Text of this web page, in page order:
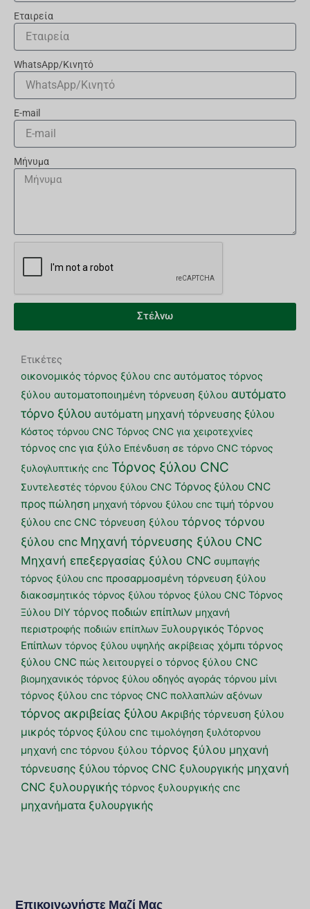
Εταιρεία
WhatsApp/Κινητό
E-mail
Μήνυμα
Στέλνω
Ετικέτες
οικονομικός τόρνος ξύλου cnc αυτόματος τόρνος
ξύλου αυτοματοποιημένη τόρνευση ξύλου αυτόματο
τόρνο ξύλου αυτόματη μηχανή τόρνευσης ξύλου
Κόστος τόρνου CNC Τόρνος CNC για χειροτεχνίες
τόρνος cnc για ξύλο Επένδυση σε τόρνο CNC τόρνος
ξυλογλυπτικής cnc Τόρνος ξύλου CNC
Συντελεστές τόρνου ξύλου CNC Τόρνος ξύλου CNC
προς πώληση μηχανή τόρνου ξύλου cnc τιμή τόρνου
ξύλου cnc CNC τόρνευση ξύλου τόρνος τόρνου
ξύλου cnc Μηχανή τόρνευσης ξύλου CNC
Μηχανή επεξεργασίας ξύλου CNC συμπαγής
τόρνος ξύλου cnc προσαρμοσμένη τόρνευση ξύλου
διακοσμητικός τόρνος ξύλου τόρνος ξύλου CNC Τόρνος
Ξύλου DIY τόρνος ποδιών επίπλων μηχανή
περιστροφής ποδιών επίπλων Ξυλουργικός Τόρνος
Επίπλων τόρνος ξύλου υψηλής ακρίβειας χόμπι τόρνος
ξύλου CNC πώς λειτουργεί ο τόρνος ξύλου CNC
βιομηχανικός τόρνος ξύλου οδηγός αγοράς τόρνου μίνι
τόρνος ξύλου cnc τόρνος CNC πολλαπλών αξόνων
τόρνος ακριβείας ξύλου Ακριβής τόρνευση ξύλου
μικρός τόρνος ξύλου cnc τιμολόγηση ξυλότορνου
μηχανή cnc τόρνου ξύλου τόρνος ξύλου μηχανή
τόρνευσης ξύλου τόρνος CNC ξυλουργικής μηχανή
CNC ξυλουργικής τόρνος ξυλουργικής cnc
μηχανήματα ξυλουργικής
Επικοινωνήστε Μαζί Μας